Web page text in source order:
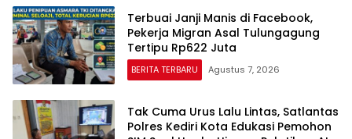
Terbuai Janji Manis di Facebook,
Pekerja Migran Asal Tulungagung
Tertipu Rp622 Juta
BERITA TERBARU Agustus 7, 2026
Tak Cuma Urus Lalu Lintas, Satlantas
Polres Kediri Kota Edukasi Pemohon